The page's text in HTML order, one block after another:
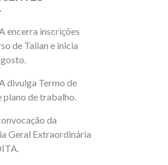
encerra inscrições
de Talian e inicia
divulga Termo de
plano de trabalho.
da
Geral Extraordinária